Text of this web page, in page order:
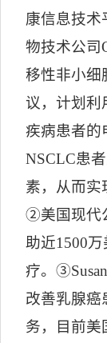
康信息技术
物技术公司
移性非小细
议，计划利
疾病患者的
NSCLC患
素，从而实
②美国现代
助近1500万
疗。③
改善乳腺癌
务，目前美